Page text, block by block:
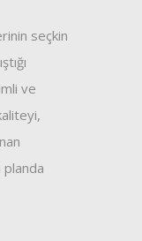
seçkin
ve